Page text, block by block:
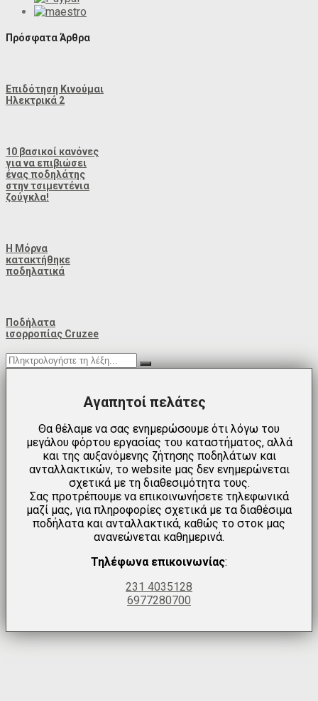
Πρόσφατα Άρθρα
Επιδότηση Κινούμαι
Ηλεκτρικά 2
10 βασικοί κανόνες
για να επιβιώσει
ένας ποδηλάτης
στην τσιμεντένια
ζούγκλα!
Η Μόρνα
κατακτήθηκε
ποδηλατικά
Ποδήλατα
ισορροπίας Cruzee
Αγαπητοί πελάτες
Θα θέλαμε να σας ενημερώσουμε ότι λόγω του
μεγάλου φόρτου εργασίας του καταστήματος, αλλά
και της αυξανόμενης ζήτησης ποδηλάτων και
ανταλλακτικών, το website μας δεν ενημερώνεται
σχετικά με τη διαθεσιμότητα τους.
Σας προτρέπουμε να επικοινωνήσετε τηλεφωνικά
μαζί μας, για πληροφορίες σχετικά με τα διαθέσιμα
ποδήλατα και ανταλλακτικά, καθώς το στοκ μας
ανανεώνεται καθημερινά.
Τηλέφωνα επικοινωνίας:
231 4035128
6977280700